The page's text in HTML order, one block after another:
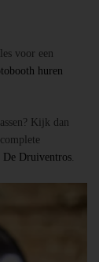
voor een
huren
Kijk dan
De Druiventros.